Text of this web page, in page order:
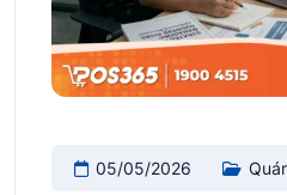
05/05/2026